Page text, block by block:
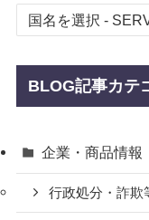
BLOG記事カテ
企業・商品情報
行政処分・詐欺